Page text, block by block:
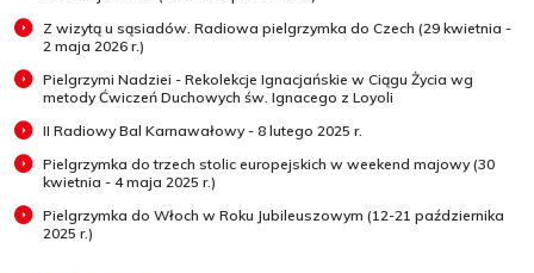
Z wizytą u sąsiadów. Radiowa pielgrzymka do Czech (29 kwietnia -
2 maja 2026 r.)
Pielgrzymi Nadziei - Rekolekcje Ignacjańskie w Ciągu Życia wg
metody Ćwiczeń Duchowych św. Ignacego z Loyoli
II Radiowy Bal Karnawałowy - 8 lutego 2025 r.
Pielgrzymka do trzech stolic europejskich w weekend majowy (30
kwietnia - 4 maja 2025 r.)
Pielgrzymka do Włoch w Roku Jubileuszowym (12-21 października
2025 r.)